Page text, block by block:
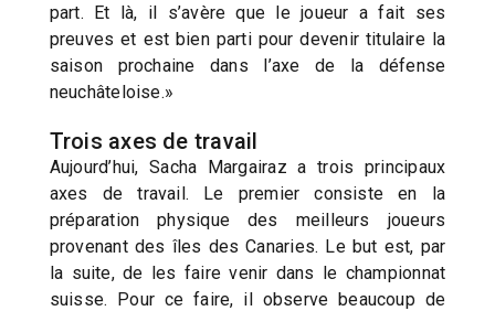
part. Et là, il s’avère que le joueur a fait ses
preuves et est bien parti pour devenir titulaire la
saison prochaine dans l’axe de la défense
neuchâteloise.»
Trois axes de travail
Aujourd’hui, Sacha Margairaz a trois principaux
axes de travail. Le premier consiste en la
préparation physique des meilleurs joueurs
provenant des îles des Canaries. Le but est, par
la suite, de les faire venir dans le championnat
suisse. Pour ce faire, il observe beaucoup de